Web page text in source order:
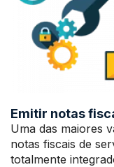
Emitir notas
Uma das maiores
notas fiscais de
totalmente